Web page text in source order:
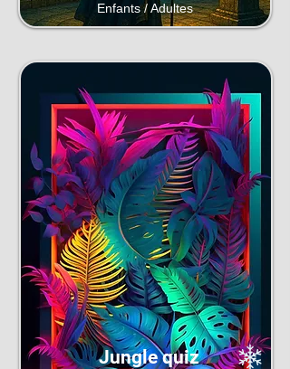
Enfants / Adultes
Jungle quiz